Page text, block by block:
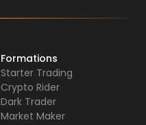
Formations
Starter Trading
Crypto Rider
Dark Trader
Market Maker